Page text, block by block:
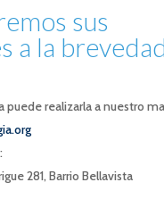
sus
a la
puede realizarla a nuestro
281, Barrio Bellavista